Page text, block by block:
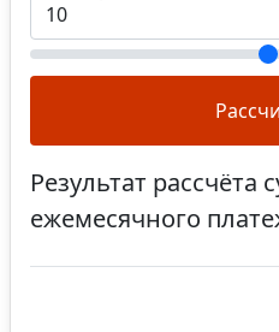
Результат рассчёта
ежемесячного